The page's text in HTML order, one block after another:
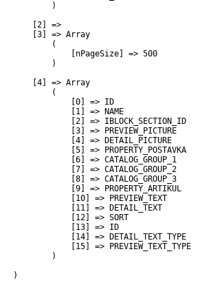
)
[2] =>
[3] => Array
(
[nPageSize] => 500
)
[4] => Array
(
[0] => ID
[1] => NAME
[2] => IBLOCK_SECTION_ID
[3] => PREVIEW_PICTURE
[4] => DETAIL_PICTURE
[5] => PROPERTY_POSTAVKA
[6] => CATALOG_GROUP_1
[7] => CATALOG_GROUP_2
[8] => CATALOG_GROUP_3
[9] => PROPERTY_ARTIKUL
[10] => PREVIEW_TEXT
[11] => DETAIL_TEXT
[12] => SORT
[13] => ID
[14] => DETAIL_TEXT_TYPE
[15] => PREVIEW_TEXT_TYPE
)
)